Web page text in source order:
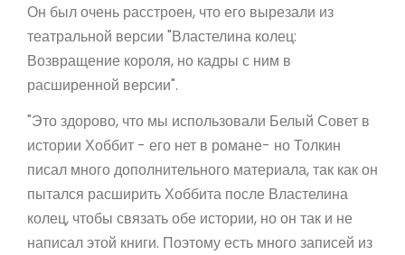
Он был очень расстроен, что его вырезали из
театральной версии "Властелина колец:
Возвращение короля, но кадры с ним в
расширенной версии".
"Это здорово, что мы использовали Белый Совет в
истории Хоббит - его нет в романе- но Толкин
писал много дополнительного материала, так как он
пытался расширить Хоббита после Властелина
колец, чтобы связать обе истории, но он так и не
написал этой книги. Поэтому есть много записей из